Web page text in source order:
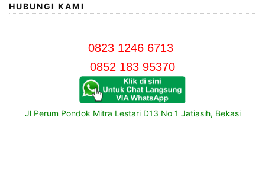
HUBUNGI KAMI
0823 1246 6713
0852 183 95370
Jl Perum Pondok Mitra Lestari D13 No 1 Jatiasih, Bekasi